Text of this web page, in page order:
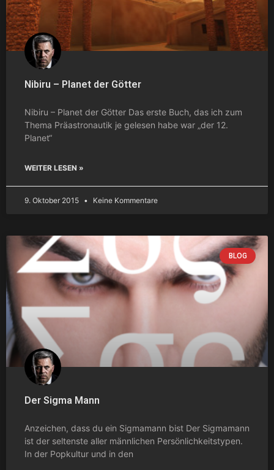
Nibiru – Planet der Götter
Nibiru – Planet der Götter Das erste Buch, das ich zum
Thema Präastronautik je gelesen habe war „der 12.
Planet“
WEITER LESEN »
9. Oktober 2015 Keine Kommentare
BLOG
Der Sigma Mann
Anzeichen, dass du ein Sigmamann bist Der Sigmamann
ist der seltenste aller männlichen Persönlichkeitstypen.
In der Popkultur und in den